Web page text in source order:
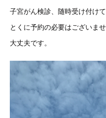
子宮がん検診、随時受け付けて
とくに予約の必要はございま
大丈夫です。